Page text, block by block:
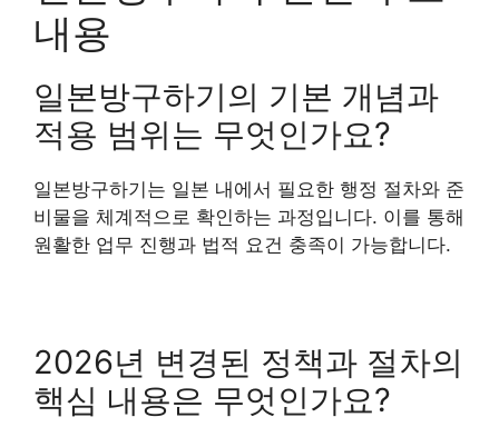
내용
일본방구하기의 기본 개념과
적용 범위는 무엇인가요?
일본방구하기는 일본 내에서 필요한 행정 절차와 준
비물을 체계적으로 확인하는 과정입니다. 이를 통해
원활한 업무 진행과 법적 요건 충족이 가능합니다.
2026년 변경된 정책과 절차의
핵심 내용은 무엇인가요?